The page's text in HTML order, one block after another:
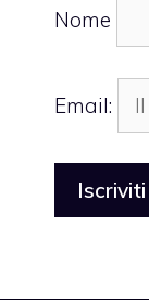
Nome
Email: